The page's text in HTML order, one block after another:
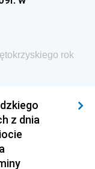
i Gospodarki
Unii
rok
z dnia